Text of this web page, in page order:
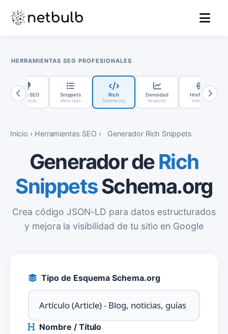
MENU
HERRAMIENTAS SEO PROFESIONALES
Ideas SEO
Keywords
Snippets
Meta tags
Rich
Schema.org
Densidad
Keywords
Hreflang
Internac.
Inicio › Herramientas SEO › Generador Rich Snippets
Generador deRich
SnippetsSchema.org
Crea código JSON-LD para datos estructurados
y mejora la visibilidad de tu sitio en Google
Tipo de Esquema Schema.org
Nombre / Título